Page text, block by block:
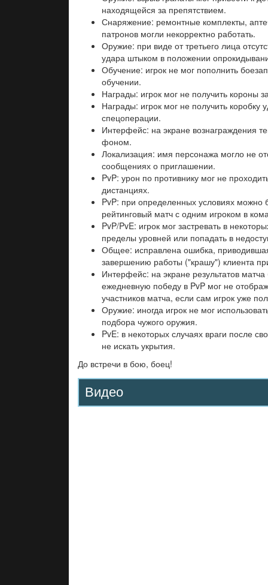
находящейся за препятствием.
Снаряжение: ремонтные комплекты,
патронов могли некорректно работать.
Оружие: при виде от третьего лица
удара штыком в положении
Обучение: игрок не мог пополнить
обучении.
Награды: игрок мог не получить короны
Награды: игрок мог не получить коробку
спецоперации.
Интерфейс: на экране вознаграждения
фоном.
Локализация: имя персонажа могло не
сообщениях о приглашении.
PvP: урон по противнику мог не
дистанциях.
PvP: при определенных условиях можно
рейтинговый матч с одним игроком в
PvP/PvE: игрок мог застревать в
пределы уровней или попадать в
Общее: исправлена ошибка,
завершению работы ("крашу") клиента
Интерфейс: на экране результатов
ежедневную победу в PvP мог не
участников матча, если сам игрок уже
Оружие: иногда игрок не мог
подбора чужого оружия.
PvE: в некоторых случаях враги после
не искать укрытия.
До встречи в бою, боец!
Видео